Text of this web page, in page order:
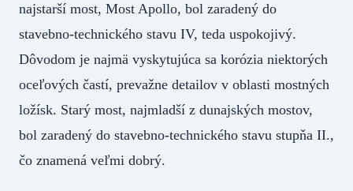
najstarší most, Most Apollo, bol zaradený do
stavebno-technického stavu IV, teda uspokojivý.
Dôvodom je najmä vyskytujúca sa korózia niektorých
oceľových častí, prevažne detailov v oblasti mostných
ložísk. Starý most, najmladší z dunajských mostov,
bol zaradený do stavebno-technického stavu stupňa II.,
čo znamená veľmi dobrý.